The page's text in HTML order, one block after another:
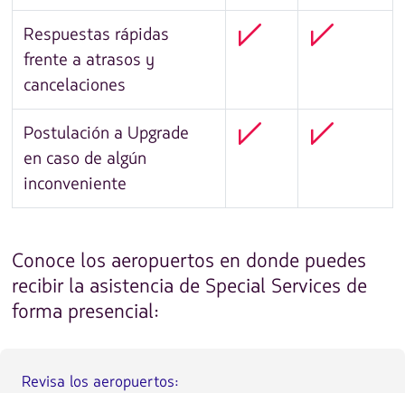
Respuestas rápidas
frente a atrasos y
cancelaciones
Postulación a Upgrade
en caso de algún
inconveniente
Conoce los aeropuertos en donde puedes
recibir la asistencia de Special Services de
forma presencial:
Revisa los aeropuertos: